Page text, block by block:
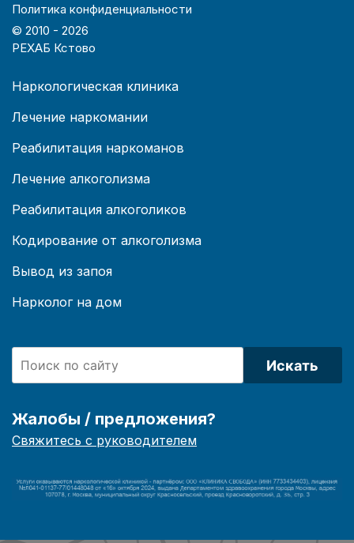
Политика конфиденциальности
© 2010 - 2026
РЕХАБ Кстово
Наркологическая клиника
Лечение наркомании
Реабилитация наркоманов
Лечение алкоголизма
Реабилитация алкоголиков
Кодирование от алкоголизма
Вывод из запоя
Нарколог на дом
Искать
Жалобы / предложения?
Свяжитесь с руководителем